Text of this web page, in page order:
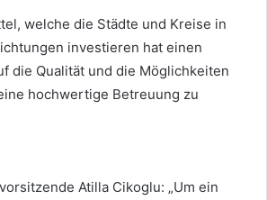
welche die Städte und Kreise in
investieren hat einen
die Qualität und die Möglichkeiten
hochwertige Betreuung zu
Atilla Cikoglu: „Um ein